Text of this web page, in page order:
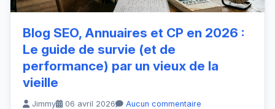
Blog SEO, Annuaires et CP en 2026 :
Le guide de survie (et de
performance) par un vieux de la
vieille
Jimmy 06 avril 2026 Aucun commentaire